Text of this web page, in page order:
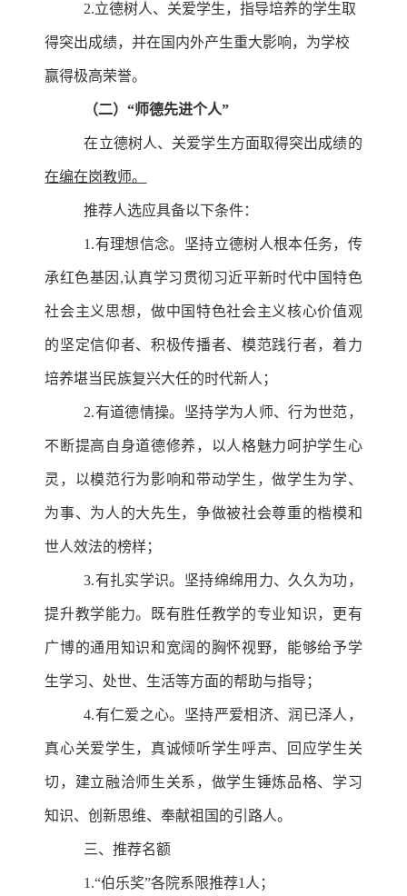
2.立德树人、关爱学生，指导培养的学生取
得突出成绩，并在国内外产生重大影响，为学校
赢得极高荣誉。
（二）“师德先进个人”
在立德树人、关爱学生方面取得突出成绩的
在编在岗教师。
推荐人选应具备以下条件：
1.有理想信念。坚持立德树人根本任务，传
承红色基因,认真学习贯彻习近平新时代中国特色
社会主义思想，做中国特色社会主义核心价值观
的坚定信仰者、积极传播者、模范践行者，着力
培养堪当民族复兴大任的时代新人；
2.有道德情操。坚持学为人师、行为世范，
不断提高自身道德修养，以人格魅力呵护学生心
灵，以模范行为影响和带动学生，做学生为学、
为事、为人的大先生，争做被社会尊重的楷模和
世人效法的榜样；
3.有扎实学识。坚持绵绵用力、久久为功，
提升教学能力。既有胜任教学的专业知识，更有
广博的通用知识和宽阔的胸怀视野，能够给予学
生学习、处世、生活等方面的帮助与指导；
4.有仁爱之心。坚持严爱相济、润已泽人，
真心关爱学生，真诚倾听学生呼声、回应学生关
切，建立融洽师生关系，做学生锤炼品格、学习
知识、创新思维、奉献祖国的引路人。
三、推荐名额
1.“伯乐奖”各院系限推荐1人；